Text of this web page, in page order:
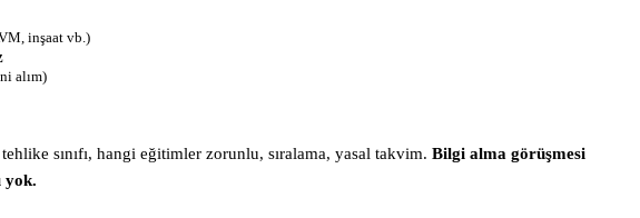
inşaat vb.)
alım)
sınıfı, hangi eğitimler zorunlu, sıralama, yasal takvim. Bilgi alma görüşmesi
yok.